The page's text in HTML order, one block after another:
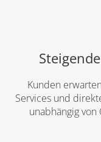
Kunden
Services und
unabhängig